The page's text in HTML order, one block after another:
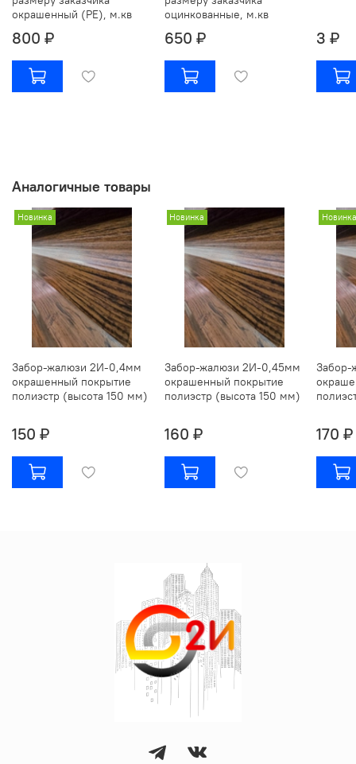
окрашенный (РЕ), м.кв
800 ₽
оцинкованные, м.кв
650 ₽ 3 ₽
Аналогичные товары
Новинка
Забор-жалюзи 2И-0,4мм
окрашенный покрытие
полиэстр (высота 150 мм)
150 ₽
Новинка
Забор-жалюзи 2И-0,45мм
окрашенный покрытие
полиэстр (высота 150 мм)
160 ₽
Новинка
170 ₽